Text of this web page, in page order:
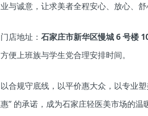
业与诚意，让求美者全程安心、放心、舒
门店地址： 石家庄市新华区慢城 6 号楼
方便上班族与学生党合理安排时间。
以合规守底线，以平价惠大众，以专业塑
惠” 的承诺，成为石家庄轻医美市场的